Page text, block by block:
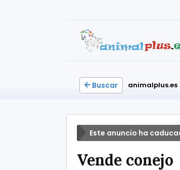
Buscar animalplus.es
Este anuncio ha
Vende conejo